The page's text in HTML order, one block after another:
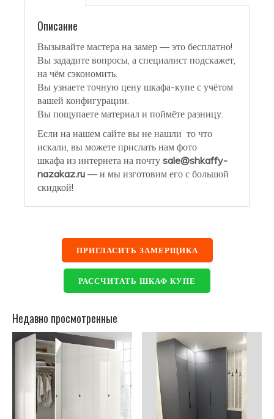
Описание
Вызывайте мастера на замер — это бесплатно!
Вы зададите вопросы, а специалист подскажет,
на чём сэкономить.
Вы узнаете точную цену шкафа-купе с учётом
вашей конфигурации.
Вы пощупаете материал и поймёте разницу.
Если на нашем сайте вы не нашли то что
искали, вы можете прислать нам фото
шкафа из интернета на почту sale@shkaffy-
nazakaz.ru — и мы изготовим его с большой
скидкой!
ПРИГЛАСИТЬ ЗАМЕРЩИКА
РАССЧИТАТЬ ШКАФ КУПЕ
Недавно просмотренные